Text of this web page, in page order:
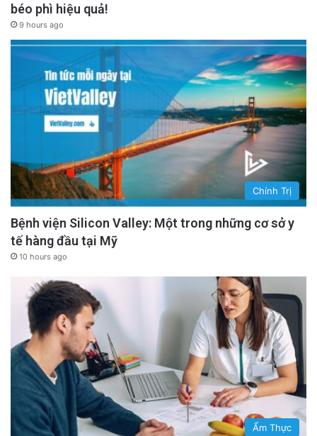
béo phì hiệu quả!
9 hours ago
Chính Trị
Bệnh viện Silicon Valley: Một trong những cơ sở y
tế hàng đầu tại Mỹ
10 hours ago
Ẩm Thực